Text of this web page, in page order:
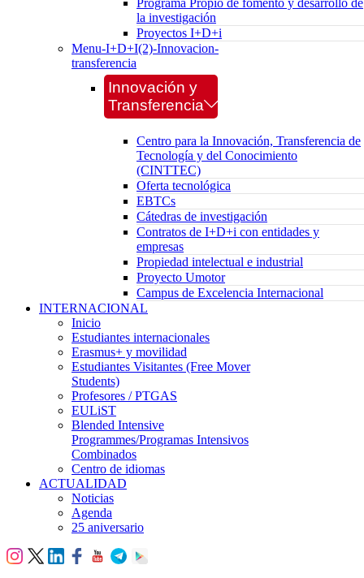
Programa Propio de fomento y desarrollo de
la investigación
Proyectos I+D+i
Menu-I+D+I(2)-Innovacion-
transferencia
Innovación y
Transferencia
Centro para la Innovación, Transferencia de
Tecnología y del Conocimiento
(CINTTEC)
Oferta tecnológica
EBTCs
Cátedras de investigación
Contratos de I+D+i con entidades y
empresas
Propiedad intelectual e industrial
Proyecto Umotor
Campus de Excelencia Internacional
INTERNACIONAL
Inicio
Estudiantes internacionales
Erasmus+ y movilidad
Estudiantes Visitantes (Free Mover
Students)
Profesores / PTGAS
EULiST
Blended Intensive
Programmes/Programas Intensivos
Combinados
Centro de idiomas
ACTUALIDAD
Noticias
Agenda
25 aniversario